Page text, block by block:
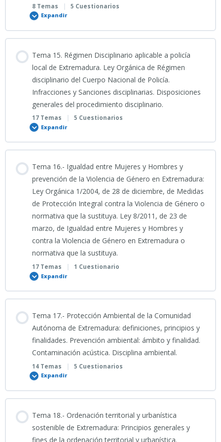
SIMULACRO 8: Examen final Mix (toto el Tema).
– 100 preguntas
TEST TEMA 9 (V) CONFORME ÚLTIMO BORRADOR
INFOGRAFÍA TEMA 12 ESPECÍFICO
08_07_2026_Clase grabada TEMA 12 ESPECÍFICO
PORTADA TEMA 13 ESPECÍFICO
TEMA 13 ESPECÍFICO
13_07_2026_Clase grabada_TEMA 13 ESPECÍFICO
Presentación PDF Tema 13 ESPECÍFICO
8 Temas | 5 Cuestionarios
Expandir
0% COMPLETADO 0/8 Pasos
PODCAST TEMA 14 ESPECÍFICO
TEMA 14_Uniformidad
Renovación prendas PL Extremadura
SUPUESTO PRÁCTICO TEMA 14 ESPECÍFICO
15_07_2026_Clase grabada TEMA 14 ESPECÍFICO
Presentación Tema 14 ESPECÍFICO 2026
INFOGRAFÍA 2_TEMA 14 ESPECÍFICO
TEST TEMA 14 ESPECÍFICO (I)
TEST TEMA 14 ESPECÍFICO (III)
Tema 15. Régimen Disciplinario aplicable a policía
local de Extremadura. Ley Orgánica de Régimen
disciplinario del Cuerpo Nacional de Policía.
Infracciones y Sanciones disciplinarias. Disposiciones
generales del procedimiento disciplinario.
17 Temas 5 Cuestionarios
Expandir
0% COMPLETADO 0/17 Pasos
PODCAST TEMA 15 ESPECÍFICO
TEMA 15_Régimen Disciplinario PL
SUPUESTO PRÁCTICO TEMA 15 ESPECÍFICO
PORTADA TEMA 15_Convocatoria_Única
INFOGRAFÍA TEMA 15
ESPECÍFICO_Régimen_Disciplinario_Policía_Local_Extremadura
2026
Tema 16.- Igualdad entre Mujeres y Hombres y
prevención de la Violencia de Género en Extremadura:
Ley Orgánica 1/2004, de 28 de diciembre, de Medidas
de Protección Integral contra la Violencia de Género o
normativa que la sustituya. Ley 8/2011, de 23 de
marzo, de Igualdad entre Mujeres y Hombres y
contra la Violencia de Género en Extremadura o
normativa que la sustituya.
17 Temas 1 Cuestionario
Expandir
0% COMPLETADO 0/17 Pasos
PORTADA TEMA 16_Convocatoria_Única
ALUMNOS_TEMA 16_Normativa Igualdad Género.
22_07_2026_Clase grabada_TEMA 16 ESPECÍFICO
Tema 17.- Protección Ambiental de la Comunidad
Autónoma de Extremadura: definiciones, principios y
finalidades. Prevención ambiental: ámbito y finalidad.
Contaminación acústica. Disciplina ambiental.
14 Temas 5 Cuestionarios
Expandir
0% COMPLETADO 0/14 Pasos
Tema 18.- Ordenación territorial y urbanística
sostenible de Extremadura: Principios generales y
fines de la ordenación territorial y urbanística.